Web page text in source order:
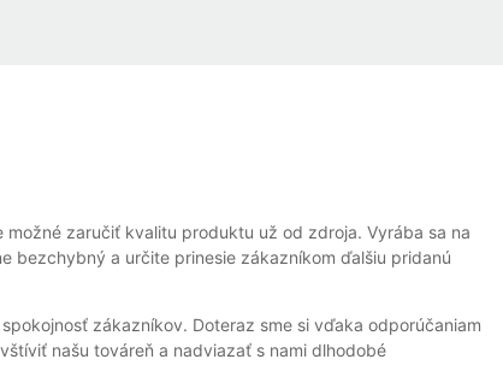
zaručiť kvalitu produktu už od zdroja. Vyrába sa na
bezchybný a určite prinesie zákazníkom ďalšiu pridanú
zákazníkov. Doteraz sme si vďaka odporúčaniam
našu továreň a nadviazať s nami dlhodobé